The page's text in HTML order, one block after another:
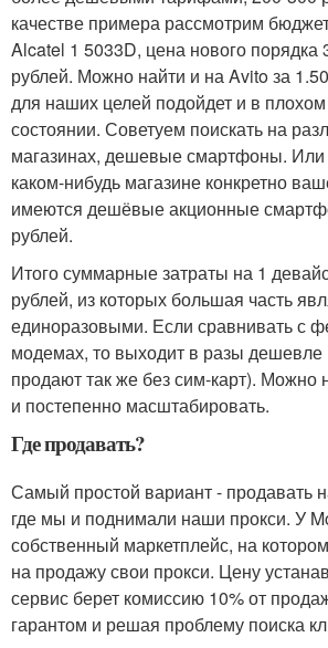
качестве примера рассмотрим
Alcatel 1 5033D, цена нового порядка
рублей. Можно найти и на Avito за
для наших целей подойдет и в
состоянии. Советуем поискать на
магазинах, дешевые смартфоны.
каком-нибудь магазине конкретно
имеются дешёвые акционные
рублей.
Итого суммарные затраты на 1
рублей, из которых большая часть
единоразовыми. Если сравнивать с
модемах, то выходит в разы
продают так же без сим-карт). Можно
и постепенно масштабировать.
Где продавать?
Самый простой вариант - продавать
где мы и поднимали наши прокси. У
собственный маркетплейс, на
на продажу свои прокси. Цену
сервис берет комиссию 10% от
гарантом и решая проблему поиска